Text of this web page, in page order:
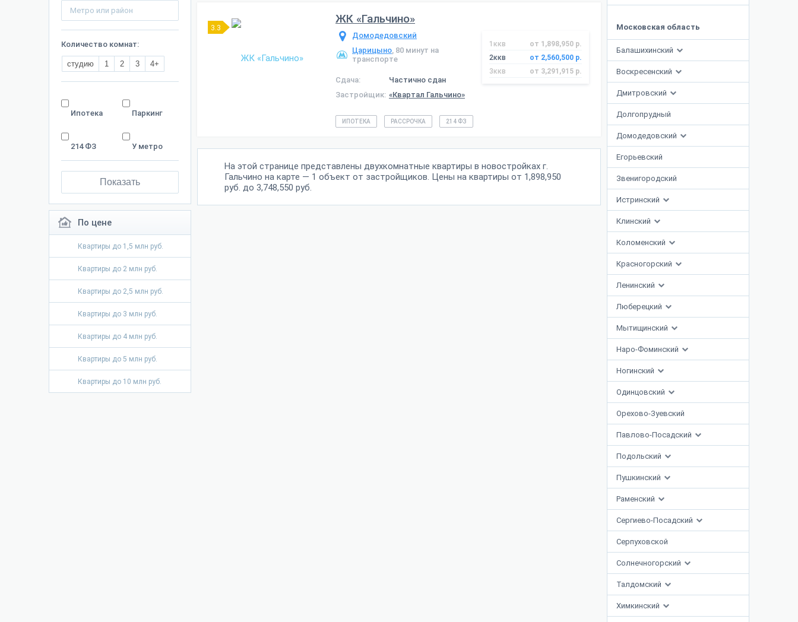
Количество комнат:
студию 1 2 3 4+
Ипотека Паркинг
214 ФЗ У метро
Показать
По цене
Квартиры до 1,5 млн руб.
Квартиры до 2 млн руб.
Квартиры до 2,5 млн руб.
Квартиры до 3 млн руб.
Квартиры до 4 млн руб.
Квартиры до 5 млн руб.
Квартиры до 10 млн руб.
Московская область
Балашихинский
Воскресенский
Дмитровский
Долгопрудный
Домодедовский
Егорьевский
Звенигородский
Истринский
Клинский
Коломенский
Красногорский
Ленинский
Люберецкий
Мытищинский
Наро-Фоминский
Ногинский
Одинцовский
Орехово-Зуевский
Павлово-Посадский
Подольский
Пушкинский
Раменский
Сергиево-Посадский
Серпуховской
Солнечногорский
Талдомский
Химкинский
3.3
ЖК «Гальчино»
Домодедовский
Царицыно, 80 минут на
транспорте
Сдача:
Частично сдан
Застройщик: «Квартал Гальчино»
1ккв
от 1,898,950 р.
2ккв
от 2,560,500 р.
3ккв
от 3,291,915 р.
ИПОТЕКА РАССРОЧКА 214 ФЗ
На этой странице представлены двухкомнатные квартиры в новостройках г.
Гальчино на карте — 1 объект от застройщиков. Цены на квартиры от 1,898,950
руб. до 3,748,550 руб.